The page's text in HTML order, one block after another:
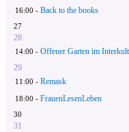
16:00 - Back to the books
27
28
14:00 - Offener Garten im
29
11:00 - Remask
18:00 - FrauenLesenLeben
30
31